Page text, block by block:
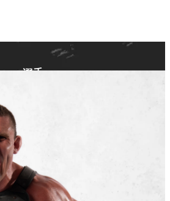
中文（简体）
中文（繁體）
ไทย
العربية
選手